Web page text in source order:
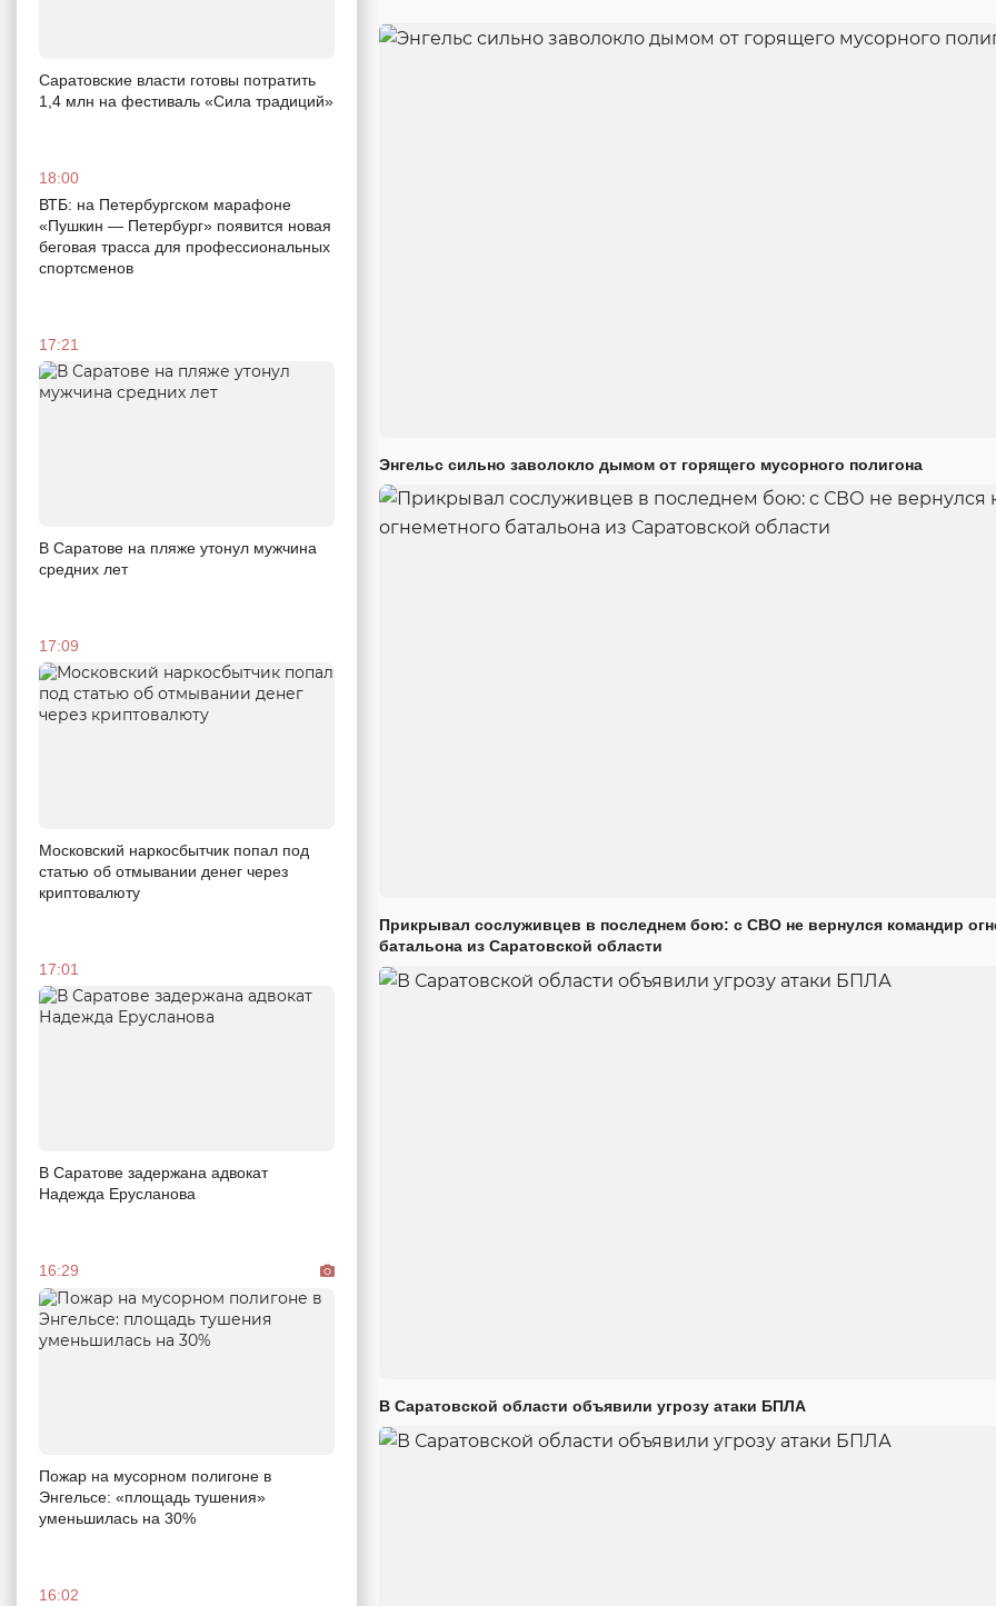
Саратовские власти готовы потратить
1,4 млн на фестиваль «Сила традиций»
18:00
ВТБ: на Петербургском марафоне
«Пушкин — Петербург» появится новая
беговая трасса для профессиональных
спортсменов
17:21
В Саратове на пляже утонул мужчина
средних лет
17:09
Московский наркосбытчик попал под
статью об отмывании денег через
криптовалюту
17:01
В Саратове задержана адвокат
Надежда Ерусланова
16:29
Пожар на мусорном полигоне в
Энгельсе: «площадь тушения»
уменьшилась на 30%
16:02
Энгельс сильно заволокло дымом от горящего мусорного полигона
Прикрывал сослуживцев в последнем бою: с СВО не вернулся командир
батальона из Саратовской области
В Саратовской области объявили угрозу атаки БПЛА